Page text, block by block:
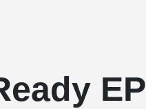
EP